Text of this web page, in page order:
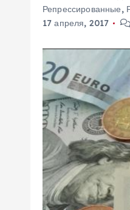
Репрессированные,
17 апреля, 2017